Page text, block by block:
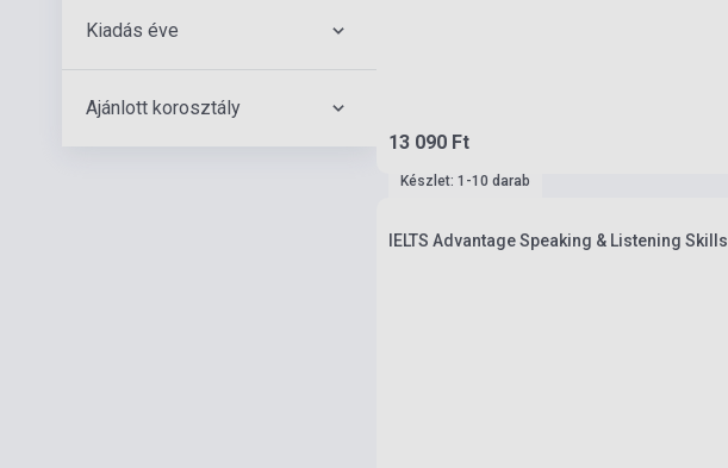
Kiadás éve
Ajánlott korosztály
13 090 Ft
Készlet: 1-10 darab
IELTS Advantage Speaking & Listening Skills